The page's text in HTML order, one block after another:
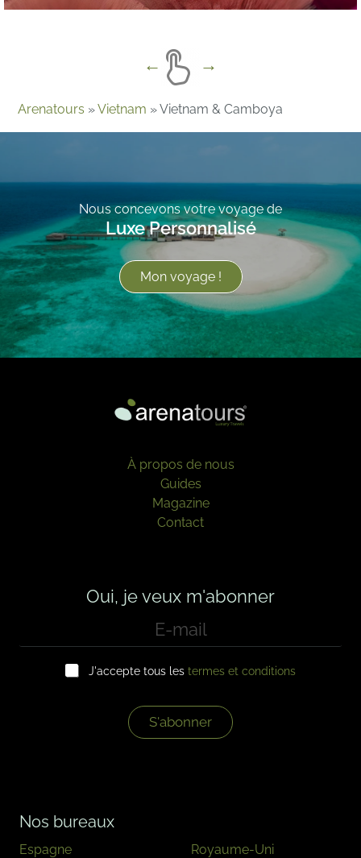
Arenatours »Vietnam »Vietnam & Camboya
Nous concevons votre voyage de
Luxe Personnalisé
Mon voyage !
À propos de nous
Guides
Magazine
Contact
Oui, je veux m'abonner
m
r
*
J'accepte tous les termes et conditions
S'abonner
Nos bureaux
Espagne Royaume-Uni